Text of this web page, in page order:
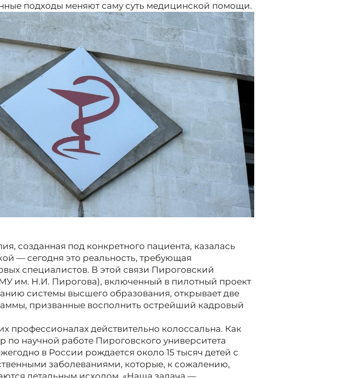
подходы меняют саму суть медицинской помощи.
созданная под конкретного пациента, казалась
— сегодня это реальность, требующая
специалистов. В этой связи Пироговский
им. Н.И. Пирогова), включенный в пилотный проект
системы высшего образования, открывает две
призванные восполнить острейший кадровый
профессионалах действительно колоссальна. Как
по научной работе Пироговского университета
в России рождается около 15 тысяч детей с
заболеваниями, которые, к сожалению,